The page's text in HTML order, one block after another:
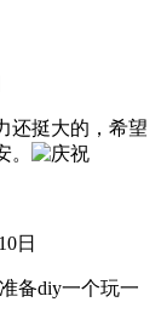
还挺大的，希望
日
备diy一个玩一